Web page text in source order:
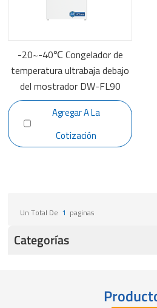
-20~-40℃ Congelador de
temperatura ultrabaja debajo
del mostrador DW-FL90
Agregar A La
Cotización
Un Total De 1 Paginas
Categorías